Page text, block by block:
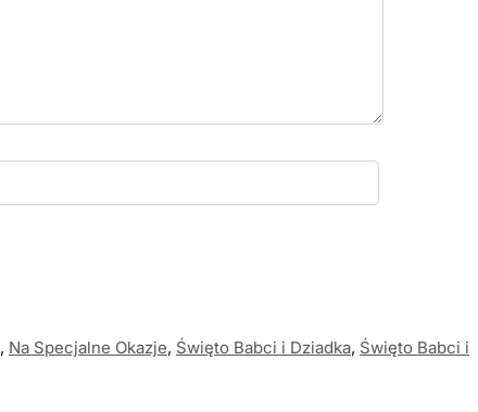
, Na Specjalne Okazje, Święto Babci i Dziadka, Święto Babci i